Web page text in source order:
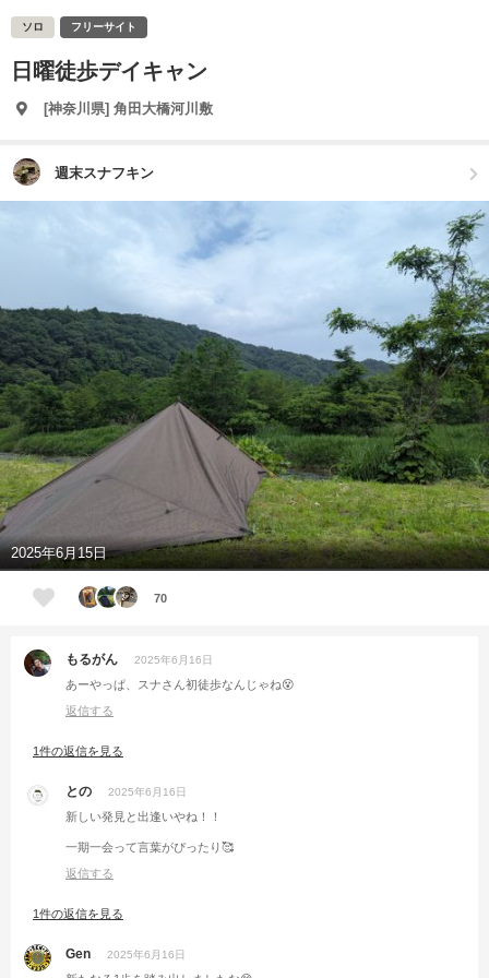
ソロ フリーサイト
日曜徒歩デイキャン
[神奈川県] 角田大橋河川敷
週末スナフキン
2025年6月15日
70
もるがん 2025年6月16日
あーやっぱ、スナさん初徒歩なんじゃね😵
返信する
1件の返信を見る
との 2025年6月16日
新しい発見と出逢いやね！！
一期一会って言葉がぴったり🥰
返信する
1件の返信を見る
Gen 2025年6月16日